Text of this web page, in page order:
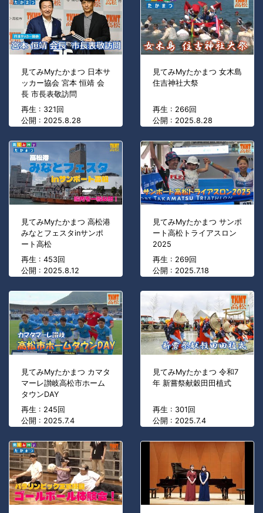
見てみMyたかまつ 日本サ
ッカー協会 宮本 恒靖 会
長 市長表敬訪問
再生 : 321回
公開 : 2025.8.28
見てみMyたかまつ 女木島
住吉神社大祭
再生 : 266回
公開 : 2025.8.28
見てみMyたかまつ 高松港
みなとフェスタinサンポ
ート高松
再生 : 453回
公開 : 2025.8.12
見てみMyたかまつ サンポ
ート高松トライアスロン
2025
再生 : 269回
公開 : 2025.7.18
見てみMyたかまつ カマタ
マーレ讃岐高松市ホーム
タウンDAY
再生 : 245回
公開 : 2025.7.4
見てみMyたかまつ 令和7
年 新嘗祭献穀田田植式
再生 : 301回
公開 : 2025.7.4